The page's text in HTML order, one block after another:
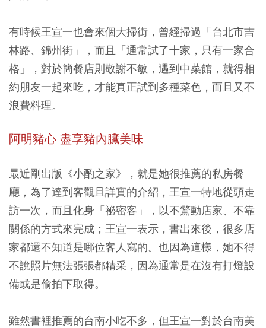
有時候王宣一也會來個大掃街，曾經掃過「台北市吉
林路、錦州街」，而且「通常試了十家，只有一家合
格」，對於簡餐店則敬謝不敏，遇到中菜館，就得相
約朋友一起來吃，才能真正試到多種菜色，而且又不
浪費料理。
阿明豬心 盡享豬內臟美味
最近剛出版《小酌之家》，就是她很推薦的私房餐
廳，為了達到客觀且詳實的介紹，王宣一特地從頭走
訪一次，而且化身「祕密客」，以不驚動店家、不靠
關係的方式來完成；王宣一表示，書出來後，很多店
家都還不知道是哪位客人寫的。也因為這樣，她不得
不說照片無法張張都精采，因為通常是在沒有打燈設
備或是偷拍下取得。
雖然書裡推薦的台南小吃不多，但王宣一對於台南美